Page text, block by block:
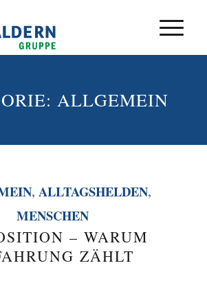
ALLGEMEIN
,ALLTAGSHELDEN,
MENSCHEN
– WARUM
ZÄHLT